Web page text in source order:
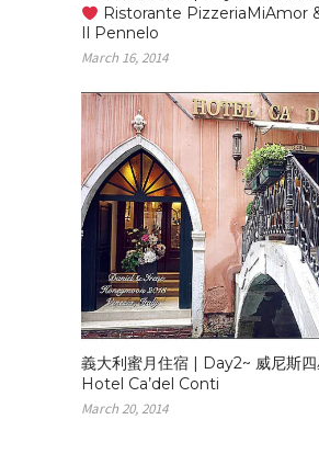
Ristorante PizzeriaMiAmor
Il Pennelo
March 16, 2014
義大利蜜月住宿 | Day2~ 威尼斯
Hotel Ca’del Conti
March 20, 2014